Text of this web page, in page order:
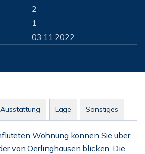
2
1
03.11.2022
Ausstattung Lage Sonstiges
Wohnung können Sie über
von Oerlinghausen blicken. Die